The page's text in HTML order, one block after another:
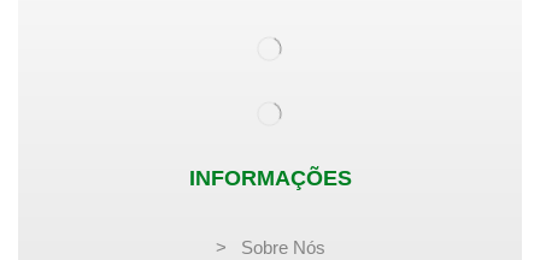
INFORMAÇÕES
> Sobre Nós